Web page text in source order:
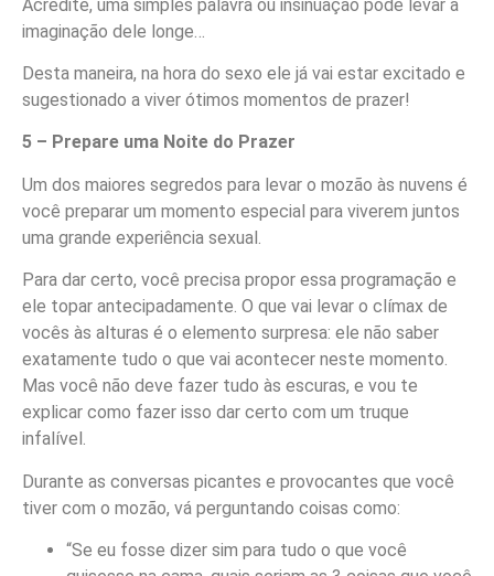
Acredite, uma simples palavra ou insinuação pode levar a
imaginação dele longe…
Desta maneira, na hora do sexo ele já vai estar excitado e
sugestionado a viver ótimos momentos de prazer!
5 – Prepare uma Noite do Prazer
Um dos maiores segredos para levar o mozão às nuvens é
você preparar um momento especial para viverem juntos
uma grande experiência sexual.
Para dar certo, você precisa propor essa programação e
ele topar antecipadamente. O que vai levar o clímax de
vocês às alturas é o elemento surpresa: ele não saber
exatamente tudo o que vai acontecer neste momento.
Mas você não deve fazer tudo às escuras, e vou te
explicar como fazer isso dar certo com um truque
infalível.
Durante as conversas picantes e provocantes que você
tiver com o mozão, vá perguntando coisas como:
“Se eu fosse dizer sim para tudo o que você